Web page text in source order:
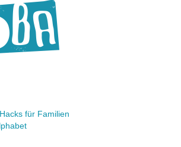
für Familien